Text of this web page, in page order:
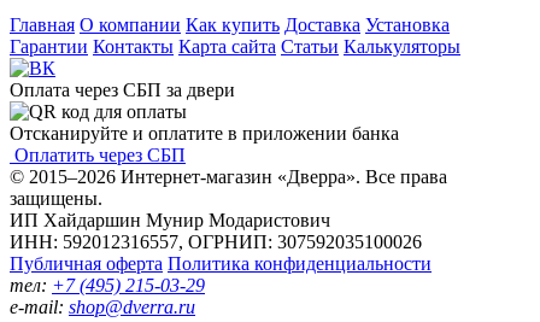
Главная О компании Как купить Доставка Установка
Гарантии Контакты Карта сайта Статьи Калькуляторы
Оплата через СБП за двери
Отсканируйте и оплатите в приложении банка
Оплатить через СБП
© 2015–2026 Интернет-магазин «Дверра». Все права
защищены.
ИП Хайдаршин Мунир Модаристович
ИНН: 592012316557, ОГРНИП: 307592035100026
Публичная оферта Политика конфиденциальности
тел: +7 (495) 215-03-29
e-mail: shop@dverra.ru